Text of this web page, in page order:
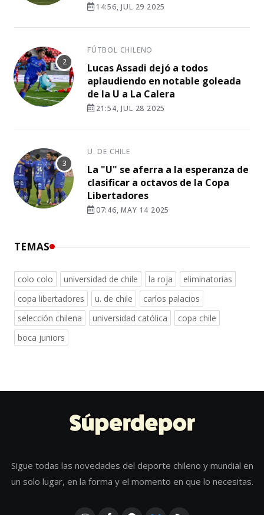
14:56, JUL 29 2025
FÚTBOL CHILENO
Lucas Assadi dejó a todos
aplaudiendo en notable goleada
de la U a La Calera
21:54, JUL 28 2025
U. DE CHILE
La "U" se aferra a la esperanza de
clasificar a octavos de la Copa
Libertadores
07:46, MAY 14 2025
TEMAS
colo colo universidad de chile la roja
eliminatorias
copa libertadores
u. de chile
carlos palacios
selección chilena
universidad católica
copa chile
boca juniors
Sigue todas las novedades del deporte chileno y mundial en
un solo lugar, en la forma y el momento en que lo necesitas.